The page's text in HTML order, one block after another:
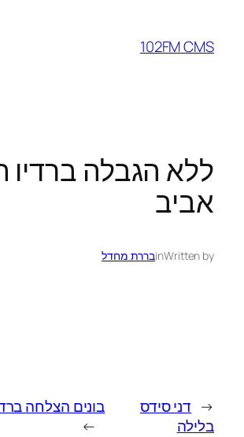
102FM CMS
ללא הגבלה ברדיו
אביב
Written by
inבררת מחדל
← דני סידס
בלילה
בונים הצלחה
→